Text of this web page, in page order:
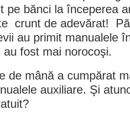
pe bănci la începerea
crunt de adevărat!
au primit manualele
fost mai norocoşi.
de mână a cumpărat
auxiliare. Şi